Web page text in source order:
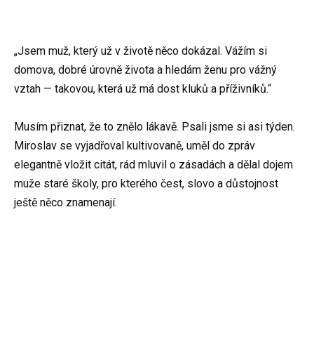
„Jsem muž, který už v životě něco dokázal. Vážím si
domova, dobré úrovně života a hledám ženu pro vážný
vztah — takovou, která už má dost kluků a příživníků.“
Musím přiznat, že to znělo lákavě. Psali jsme si asi týden.
Miroslav se vyjadřoval kultivovaně, uměl do zpráv
elegantně vložit citát, rád mluvil o zásadách a dělal dojem
muže staré školy, pro kterého čest, slovo a důstojnost
ještě něco znamenají.